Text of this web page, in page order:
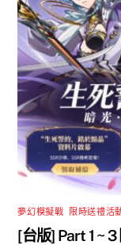
夢幻模擬戰 限時送禮活
[台版] Part 1 ~